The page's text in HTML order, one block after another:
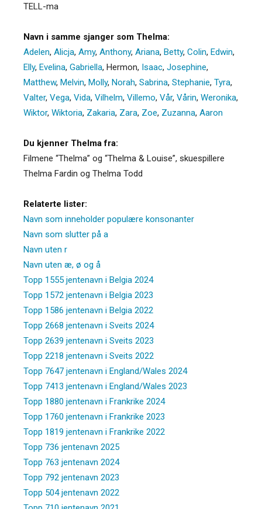
TELL-ma
Navn i samme sjanger som Thelma:
Adelen, Alicja, Amy, Anthony, Ariana, Betty, Colin, Edwin,
Elly, Evelina, Gabriella, Hermon, Isaac, Josephine,
Matthew, Melvin, Molly, Norah, Sabrina, Stephanie, Tyra,
Valter, Vega, Vida, Vilhelm, Villemo, Vår, Vårin, Weronika,
Wiktor, Wiktoria, Zakaria, Zara, Zoe, Zuzanna, Aaron
Du kjenner Thelma fra:
Filmene “Thelma” og “Thelma & Louise”, skuespillere
Thelma Fardin og Thelma Todd
Relaterte lister:
Navn som inneholder populære konsonanter
Navn som slutter på a
Navn uten r
Navn uten æ, ø og å
Topp 1555 jentenavn i Belgia 2024
Topp 1572 jentenavn i Belgia 2023
Topp 1586 jentenavn i Belgia 2022
Topp 2668 jentenavn i Sveits 2024
Topp 2639 jentenavn i Sveits 2023
Topp 2218 jentenavn i Sveits 2022
Topp 7647 jentenavn i England/Wales 2024
Topp 7413 jentenavn i England/Wales 2023
Topp 1880 jentenavn i Frankrike 2024
Topp 1760 jentenavn i Frankrike 2023
Topp 1819 jentenavn i Frankrike 2022
Topp 736 jentenavn 2025
Topp 763 jentenavn 2024
Topp 792 jentenavn 2023
Topp 504 jentenavn 2022